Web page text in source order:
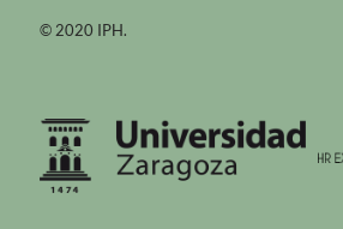
© 2020 IPH.